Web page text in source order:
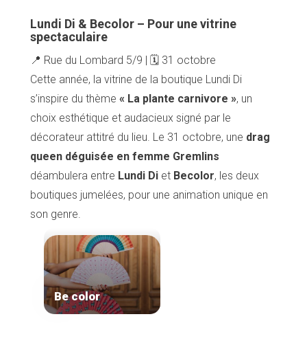
Lundi Di & Becolor – Pour une vitrine
spectaculaire
📍 Rue du Lombard 5/9 | 🗓️ 31 octobre
Cette année, la vitrine de la boutique Lundi Di
s’inspire du thème« La plante carnivore », un
choix esthétique et audacieux signé par le
décorateur attitré du lieu. Le 31 octobre, une drag
queen déguisée en femme Gremlins
déambulera entre Lundi Di et Becolor, les deux
boutiques jumelées, pour une animation unique en
son genre.
Be color